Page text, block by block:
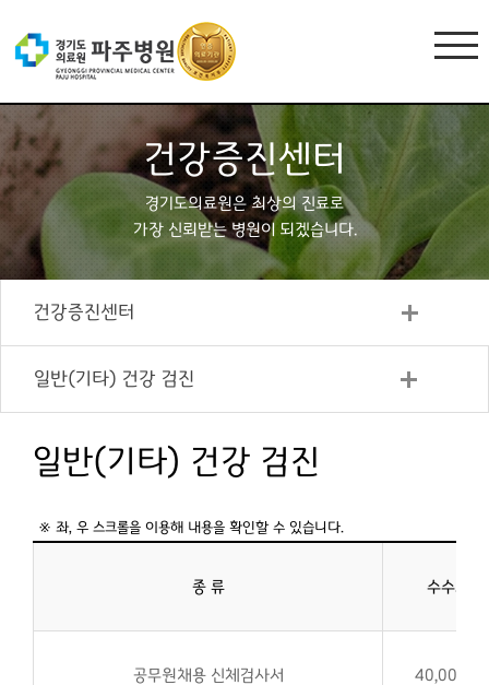
건강증진센터
경기도의료원은 최상의 진료로
가장 신뢰받는 병원이 되겠습니다.
건강증진센터
일반(기타) 건강 검진
일반(기타) 건강 검진
종 류 수수료
공무원채용 신체검사서 40,000원